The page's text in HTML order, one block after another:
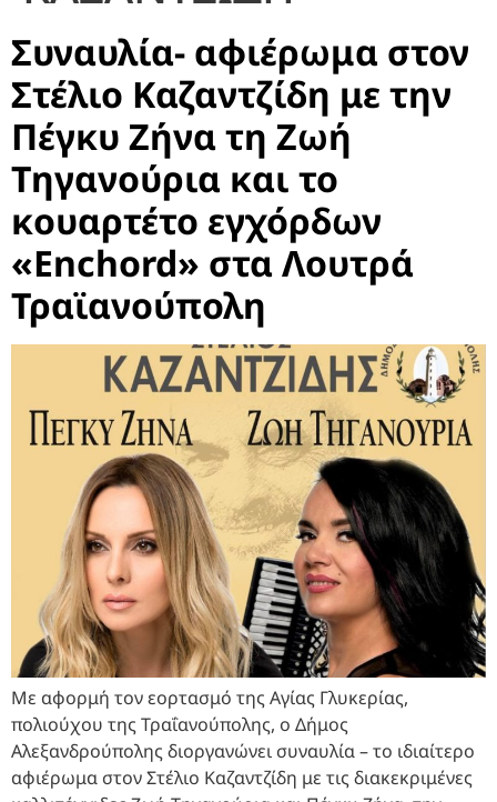
Συναυλία- αφιέρωμα στον
Στέλιο Καζαντζίδη με την
Πέγκυ Ζήνα τη Ζωή
Τηγανούρια και το
κουαρτέτο εγχόρδων
«Enchord» στα Λουτρά
Τραϊανούπολη
Με αφορμή τον εορτασμό της Αγίας Γλυκερίας,
πολιούχου της Τραΐανούπολης, ο Δήμος
Αλεξανδρούπολης διοργανώνει συναυλία – το ιδιαίτερο
αφιέρωμα στον Στέλιο Καζαντζίδη με τις διακεκριμένες